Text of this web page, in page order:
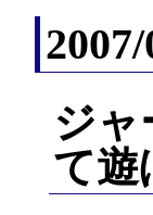
ジ
て遊